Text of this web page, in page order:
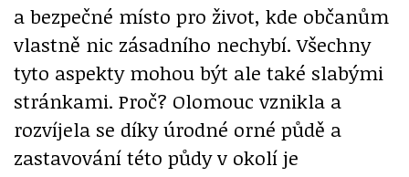
a bezpečné místo pro život, kde občanům
vlastně nic zásadního nechybí. Všechny
tyto aspekty mohou být ale také slabými
stránkami. Proč? Olomouc vznikla a
rozvíjela se díky úrodné orné půdě a
zastavování této půdy v okolí je